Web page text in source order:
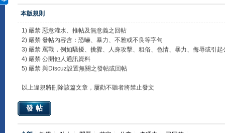
本版規則
1) 嚴禁 惡意灌水、推帖及無意義之回帖
2) 嚴禁 發帖內容含：恐嚇、暴力、不雅或不良等字句
3) 嚴禁 罵戰，例如騷擾、挑釁、人身攻擊、粗俗、色情、暴力、侮辱或引
4) 嚴禁 公開他人通訊資料
5) 嚴禁 與Discuz設置無關之發帖或回帖
以上違規將刪除該篇文章，屢勸不聽者將禁止發文
發帖